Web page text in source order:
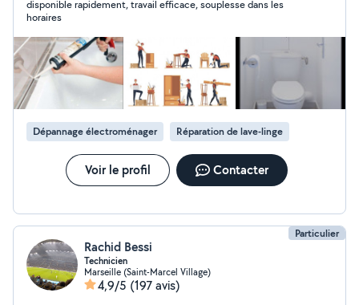
salle de bain * Installer des lumières *Fixer miroir mur
*Accrocher des tableaux au mur *Fixer des étagères
*Boucher les trous dans un murs * Réparer une fissure
murale *Finition pour tout travaux *Pose des plans de
travail *Remplacement de sanitaires *Changer un
robinet / Pose évier *Chasse d eau.
disponible rapidement, travail efficace, souplesse dans les
horaires
Dépannage électroménager Réparation de lave-linge
Voir le profil Contacter
Particulier
Rachid Bessi
Technicien
Marseille (Saint-Marcel Village)
4,9/5 (197 avis)